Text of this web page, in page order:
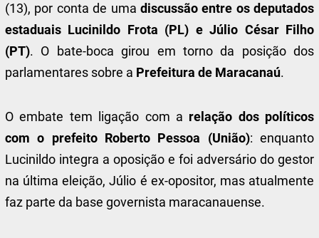
(13), por conta de uma discussão entre os deputados
estaduais Lucinildo Frota (PL) e Júlio César Filho
(PT). O bate-boca girou em torno da posição dos
parlamentares sobre a Prefeitura de Maracanaú.
O embate tem ligação com a relação dos políticos
com o prefeito Roberto Pessoa (União): enquanto
Lucinildo integra a oposição e foi adversário do gestor
na última eleição, Júlio é ex-opositor, mas atualmente
faz parte da base governista maracanauense.